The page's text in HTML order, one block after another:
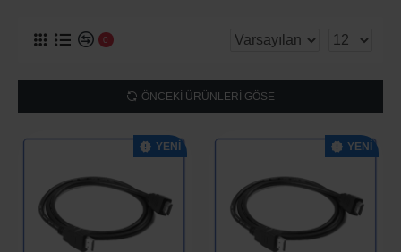
0
ÖNCEKI ÜRÜNLERI GÖSE
YENI YENI